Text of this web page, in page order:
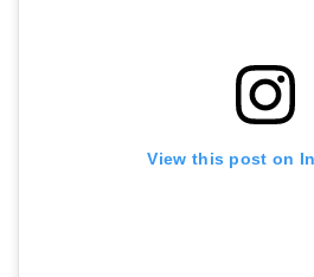
View this post on